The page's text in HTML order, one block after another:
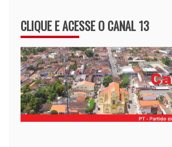
CLIQUE E ACESSE O CANAL 13